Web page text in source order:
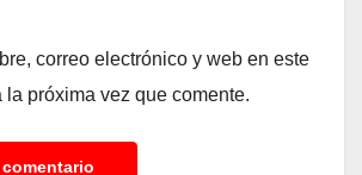
correo electrónico y web en este
la próxima vez que comente.